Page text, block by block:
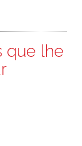
que lhe